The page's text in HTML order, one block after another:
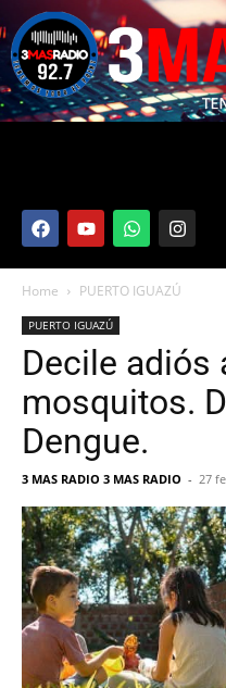
Home PUERTO IGUAZÚ
PUERTO IGUAZÚ
Decile adiós
mosquitos.
Dengue.
3 MAS RADIO 3 MAS RADIO - 27